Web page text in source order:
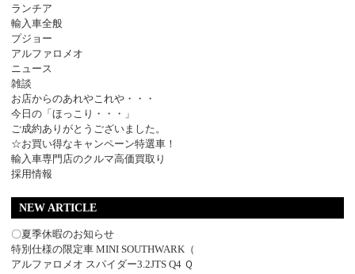
ランチア
輸入車全般
プジョー
アルファロメオ
ニュース
雑談
お店からのあれやこれや・・・
今日の「ほっこり・・・」
ご成約ありがとうございました。
☆お買い得なキャンペーン特選車！
輸入車専門店のクルマ高価買取り
採用情報
NEW ARTICLE
〇夏季休暇のお知らせ
特別仕様の限定車 MINI SOUTHWARK（
アルファロメオ スパイダー3.2JTS Q4 Ｑ